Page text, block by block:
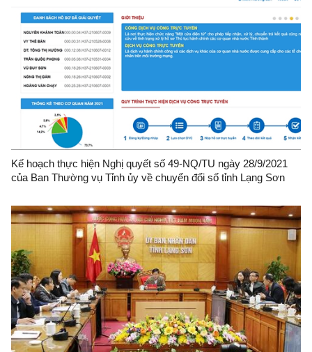
Kế hoạch thực hiện Nghị quyết số 49-NQ/TU ngày 28/9/2021
của Ban Thường vụ Tỉnh ủy về chuyển đổi số tỉnh Lạng Sơn